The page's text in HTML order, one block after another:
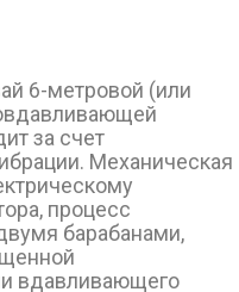
6-метровой (или
за счет
Механическая
процесс
барабанами,
вдавливающего